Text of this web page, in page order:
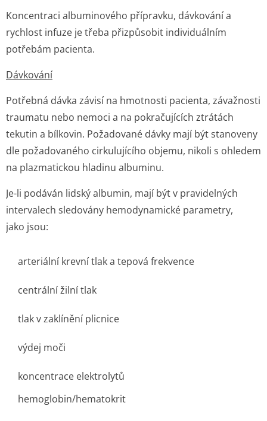
Koncentraci albuminového přípravku, dávkování a
rychlost infuze je třeba přizpůsobit individuálním
potřebám pacienta.
Dávkování
Potřebná dávka závisí na hmotnosti pacienta, závažnosti
traumatu nebo nemoci a na pokračujících ztrátách
tekutin a bílkovin. Požadované dávky mají být stanoveny
dle požadovaného cirkulujícího objemu, nikoli s ohledem
na plazmatickou hladinu albuminu.
Je-li podáván lidský albumin, mají být v pravidelných
intervalech sledovány hemodynamické parametry,
jako jsou:
arteriální krevní tlak a tepová frekvence
centrální žilní tlak
tlak v zaklínění plicnice
výdej moči
koncentrace elektrolytů
hemoglobin/he­matokrit